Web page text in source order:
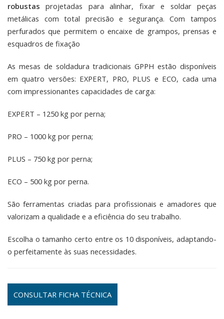
robustas projetadas para alinhar, fixar e soldar peças
metálicas com total precisão e segurança. Com tampos
perfurados que permitem o encaixe de grampos, prensas e
esquadros de fixação
As mesas de soldadura tradicionais GPPH estão disponíveis
em quatro versões: EXPERT, PRO, PLUS e ECO, cada uma
com impressionantes capacidades de carga:
EXPERT – 1250 kg por perna;
PRO – 1000 kg por perna;
PLUS – 750 kg por perna;
ECO – 500 kg por perna.
São ferramentas criadas para profissionais e amadores que
valorizam a qualidade e a eficiência do seu trabalho.
Escolha o tamanho certo entre os 10 disponíveis, adaptando-
o perfeitamente às suas necessidades.
CONSULTAR FICHA TÉCNICA